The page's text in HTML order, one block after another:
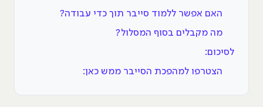
האם אפשר ללמוד סייבר תוך כדי עבודה?
מה מקבלים בסוף המסלול?
לסיכום:
הצטרפו למהפכת הסייבר ממש כאן: